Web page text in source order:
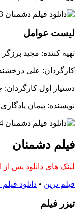
لیست عوامل
تهیه کننده: مجید برزگر
کارگردان: علی
دستیار اول کارگردان:
نویسنده: پیمان یادگاری
فیلم دشمنان
لینک های دانلود پس
فیلم ترین • دانلود فیلم
تيزر فيلم